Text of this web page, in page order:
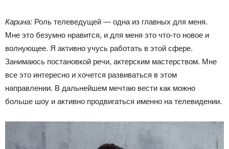
Карина: Роль телеведущей — одна из главных для меня.
Мне это безумно нравится, и для меня это что-то новое и
волнующее. Я активно учусь работать в этой сфере.
Занимаюсь постановкой речи, актерским мастерством. Мне
все это интересно и хочется развиваться в этом
направлении. В дальнейшем мечтаю вести как можно
больше шоу и активно продвигаться именно на телевидении.